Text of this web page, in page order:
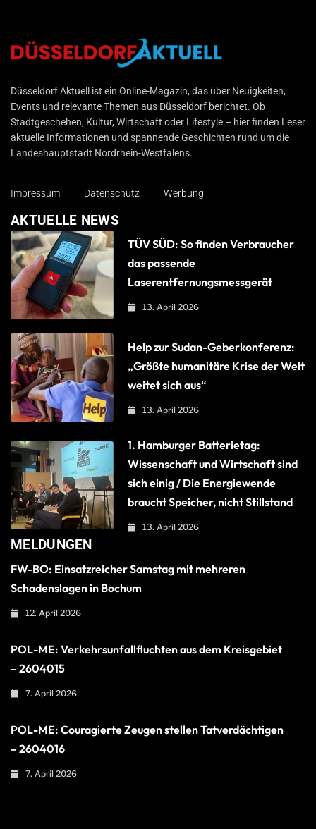
Düsseldorf Aktuell
Düsseldorf Aktuell ist ein Online-Magazin, das über Neuigkeiten,
Events und relevante Themen aus Düsseldorf berichtet. Ob
Stadtgeschehen, Kultur, Wirtschaft oder Lifestyle – hier finden Leser
aktuelle Informationen und spannende Geschichten rund um die
Landeshauptstadt Nordrhein-Westfalens.
Impressum Datenschutz Werbung
AKTUELLE NEWS
TÜV SÜD: So finden Verbraucher
das passende
Laserentfernungsmessgerät
13. April 2026
Help zur Sudan-Geberkonferenz:
„Größte humanitäre Krise der Welt
weitet sich aus“
13. April 2026
1. Hamburger Batterietag:
Wissenschaft und Wirtschaft sind
sich einig / Die Energiewende
braucht Speicher, nicht Stillstand
13. April 2026
MELDUNGEN
FW-BO: Einsatzreicher Samstag mit mehreren
Schadenslagen in Bochum
12. April 2026
POL-ME: Verkehrsunfallfluchten aus dem Kreisgebiet
– 2604015
7. April 2026
POL-ME: Couragierte Zeugen stellen Tatverdächtigen
– 2604016
7. April 2026